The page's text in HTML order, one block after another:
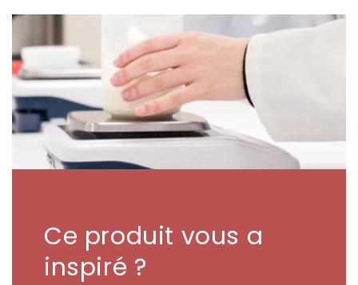
Ce produit vous a
inspiré ?